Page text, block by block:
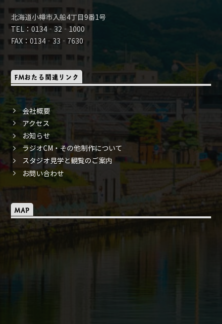
北海道小樽市入船4丁目9番1号
TEL：0134‐32‐1000
FAX：0134‐33‐7630
FMおたる関連リンク
会社概要
アクセス
お知らせ
ラジオCM・その他制作について
スタジオ見学と観覧のご案内
お問い合わせ
MAP